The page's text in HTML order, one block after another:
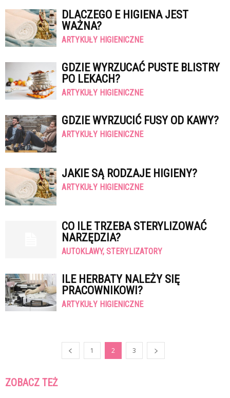
DLACZEGO E HIGIENA JEST
WAŻNA?
ARTYKUŁY HIGIENICZNE
GDZIE WYRZUCAĆ PUSTE BLISTRY
PO LEKACH?
ARTYKUŁY HIGIENICZNE
GDZIE WYRZUCIĆ FUSY OD KAWY?
ARTYKUŁY HIGIENICZNE
JAKIE SĄ RODZAJE HIGIENY?
ARTYKUŁY HIGIENICZNE
CO ILE TRZEBA STERYLIZOWAĆ
NARZĘDZIA?
AUTOKLAWY, STERYLIZATORY
ILE HERBATY NALEŻY SIĘ
PRACOWNIKOWI?
ARTYKUŁY HIGIENICZNE
1 2 3
ZOBACZ TEŻ